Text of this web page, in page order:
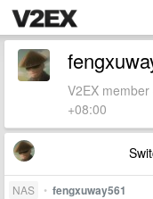
V2EX
+08:00
NAS • fengxuway561